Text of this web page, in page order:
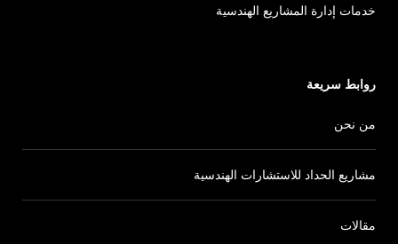
روابط سريعة
من نحن
مشاريع الحداد للاستشارات الهندسية
مقالات
خدمات إدارة المشاريع الهندسية